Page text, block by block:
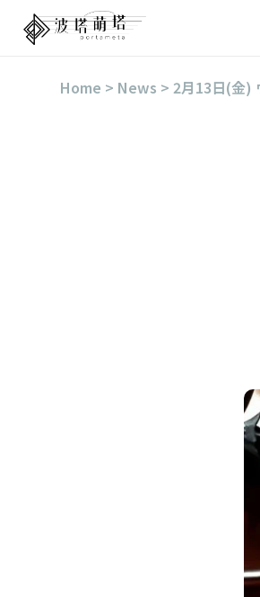
Home > News > 2月13日(金)